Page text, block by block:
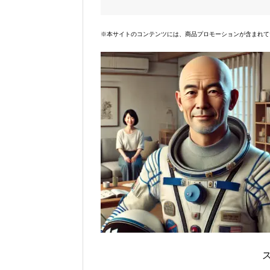
※本サイトのコンテンツには、商品プロモーションが含まれ